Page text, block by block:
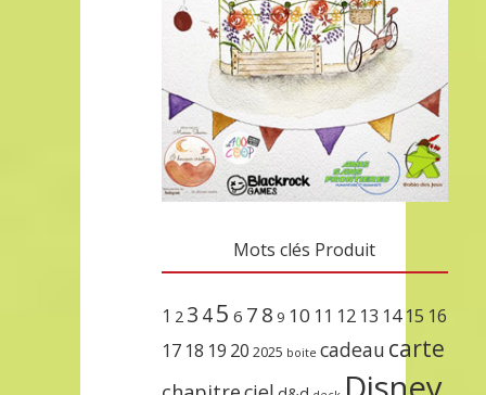
Mots clés Produit
1 2 3 45 6 7 8 9 10 11 12 13 14 15 16
17 18 19 20 2025 boite cadeau carte